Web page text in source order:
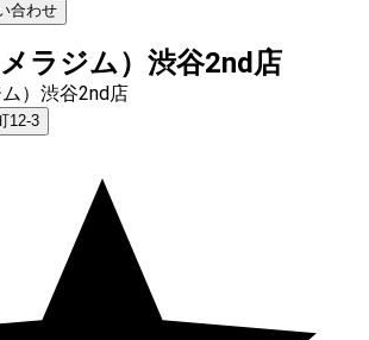
合わせ
ラジム）渋谷2nd店
）渋谷2nd店
12-3